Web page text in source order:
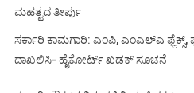
ಮಹತ್ವದ ತೀರ್ಪು
ಸರ್ಕಾರಿ ಕಾಮಗಾರಿ: ಎಂಪಿ, ಎಂಎಲ್‌ಎ
ದಾಖಲಿಸಿ- ಹೈಕೋರ್ಟ್‌ ಖಡಕ್ ಸೂಚನೆ